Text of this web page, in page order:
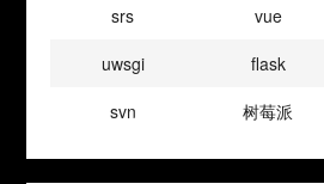
srs
vue
uwsgi
flask
svn
树莓派